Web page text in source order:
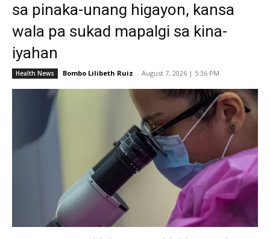
sa pinaka-unang higayon, kansa
wala pa sukad mapalgi sa kina-
iyahan
Health News Bombo Lilibeth Ruiz - August 7, 2026 | 5:36 PM